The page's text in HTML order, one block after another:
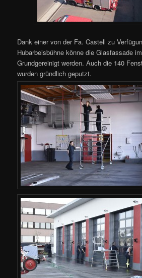
Dank einer von der Fa. Castell zu
Hubarbeisbühne könne die Glasfassade
Grundgereinigt werden. Auch die 140
wurden gründlich geputzt.